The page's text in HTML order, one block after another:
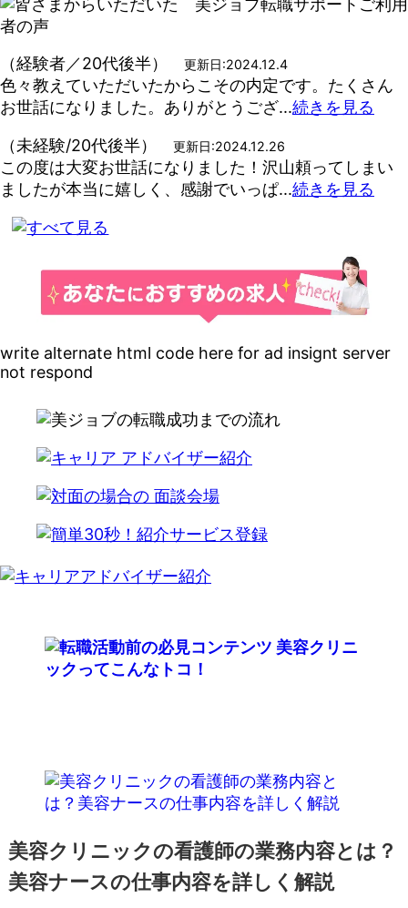
（経験者／20代後半） 更新日:2024.12.4
色々教えていただいたからこその内定です。たくさん
お世話になりました。ありがとうござ...続きを見る
（未経験/20代後半）
更新日:2024.12.26
この度は大変お世話になりました！沢山頼ってしまい
ましたが本当に嬉しく、感謝でいっぱ...続きを見る
write alternate html code here for ad insignt server
not respond
美容クリニックの看護師の業務内容とは？
美容ナースの仕事内容を詳しく解説